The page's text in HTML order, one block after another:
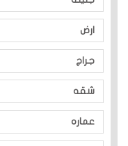
ارض
جراج
شقه
عماره